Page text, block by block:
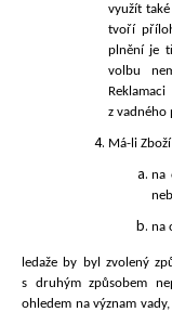
využít
tvoří
plnění je
volbu
z vadného
Má-li
na
na
ledaže by byl zvolený
s druhým způsobem
ohledem na význam